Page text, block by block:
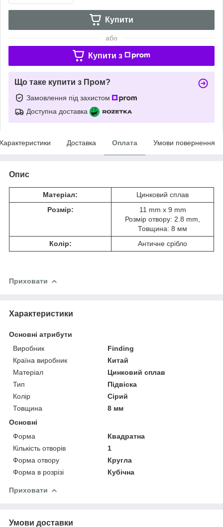
Купити
або
Купити з
Що таке купити з Пром?
Замовлення під захистом
Доступна доставка
Доставка Оплата Умови повернення
Опис
Матеріал:
Цинковий сплав
Розмір:
11 mm x 9 mm
Розмір отвору: 2.8 mm,
Товщина: 8 мм
Колір:
Античне срібло
Приховати
Характеристики
Основні атрибути
Виробник
Finding
Країна виробник
Китай
Матеріал
Цинковий сплав
Тип
Підвіска
Колір
Сірий
Товщина
8 мм
Основні
Форма
Квадратна
Кількість отворів
1
Форма отвору
Кругла
Форма в розрізі
Кубічна
Приховати
Умови доставки